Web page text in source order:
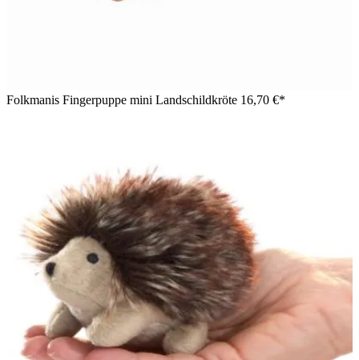
Folkmanis Fingerpuppe mini Landschildkröte 16,70 €*